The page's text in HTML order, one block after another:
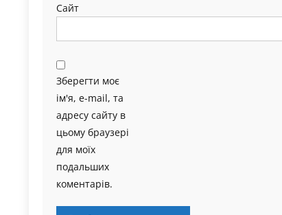
Сайт
Зберегти моє
ім'я, e-mail, та
адресу сайту в
цьому браузері
для моїх
подальших
коментарів.